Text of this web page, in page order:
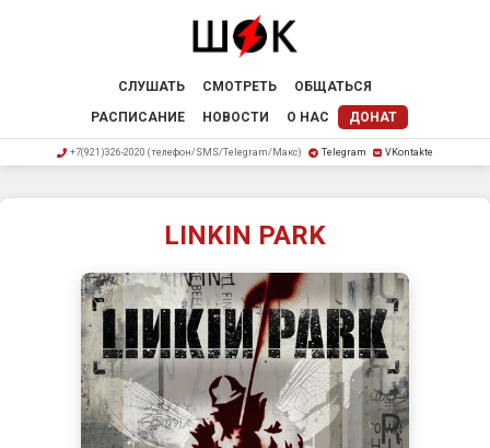
СЛУШАТЬ СМОТРЕТЬ
ОБЩАТЬСЯ
РАСПИСАНИЕ
НОВОСТИ О НАС ДОНАТ
+7(921)326-2020 (телефон/SMS/Telegram/Макс) Telegram VKontakte
LINKIN PARK